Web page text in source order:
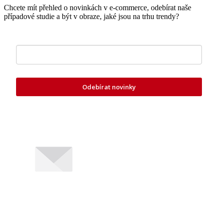
Chcete mít přehled o novinkách v e-commerce, odebírat naše
případové studie a být v obraze, jaké jsou na trhu trendy?
Odebírat novinky